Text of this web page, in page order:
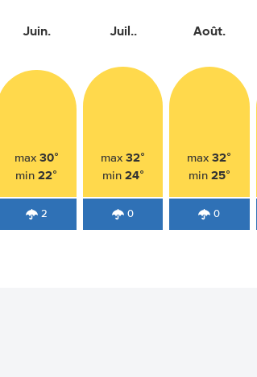
Juin.
max 30°
min22°
2
Juil..
max32°
min 24°
0
Août.
max32°
min 25°
0